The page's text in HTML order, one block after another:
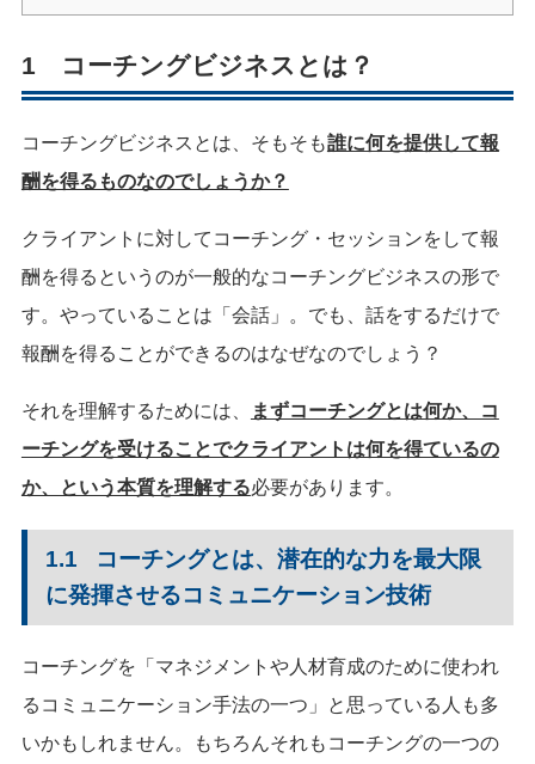
1 コーチングビジネスとは？
コーチングビジネスとは、そもそも誰に何を提供して報
酬を得るものなのでしょうか？
クライアントに対してコーチング・セッションをして報
酬を得るというのが一般的なコーチングビジネスの形で
す。やっていることは「会話」。でも、話をするだけで
報酬を得ることができるのはなぜなのでしょう？
それを理解するためには、
まずコーチングとは何か、コ
ーチングを受けることでクライアントは何を得ているの
か、という本質を理解する必要があります。
1.1 コーチングとは、潜在的な力を最大限
に発揮させるコミュニケーション技術
コーチングを「マネジメントや人材育成のために使われ
るコミュニケーション手法の一つ」と思っている人も多
いかもしれません。もちろんそれもコーチングの一つの